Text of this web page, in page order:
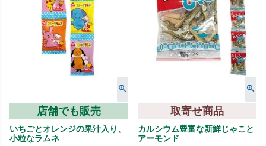
店舗でも販売
いちごとオレンジの果汁入り、
小粒なラムネ
取寄せ商品
カルシウム豊富な新鮮じゃこと
アーモンド